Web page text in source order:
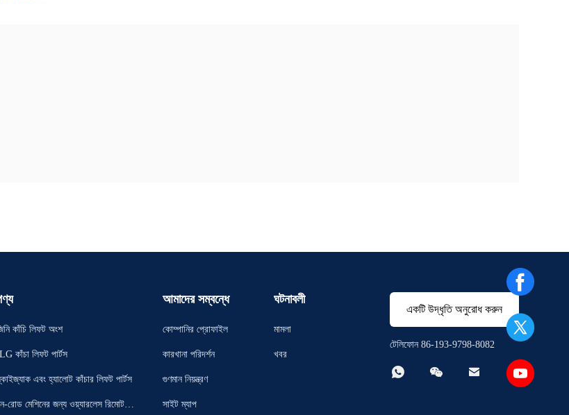
কাঁচি লিফট অংশ
কাঁচা লিফট পার্টস
এবং হ্যালোট কাঁচার লিফট পার্টস
রোড মেশিনের জন্য ওয়্যারলেস রিমোট ক
আমাদের সম্বন্ধে
কোম্পানির প্রোফাইল
কারখানা পরিদর্শন
গুণমান নিয়ন্ত্রণ
সাইট ম্যাপ
ঘটনাবলী
মামলা
খবর
একটি উদ্ধৃতি অনুরোধ করুন
টেলিফোন 86-193-9798-8082
  